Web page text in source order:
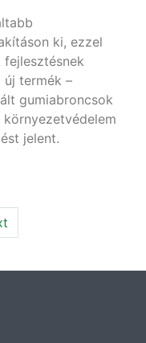
ki, ezzel
fejlesztésnek
új termék –
gumiabroncsok
jelent.